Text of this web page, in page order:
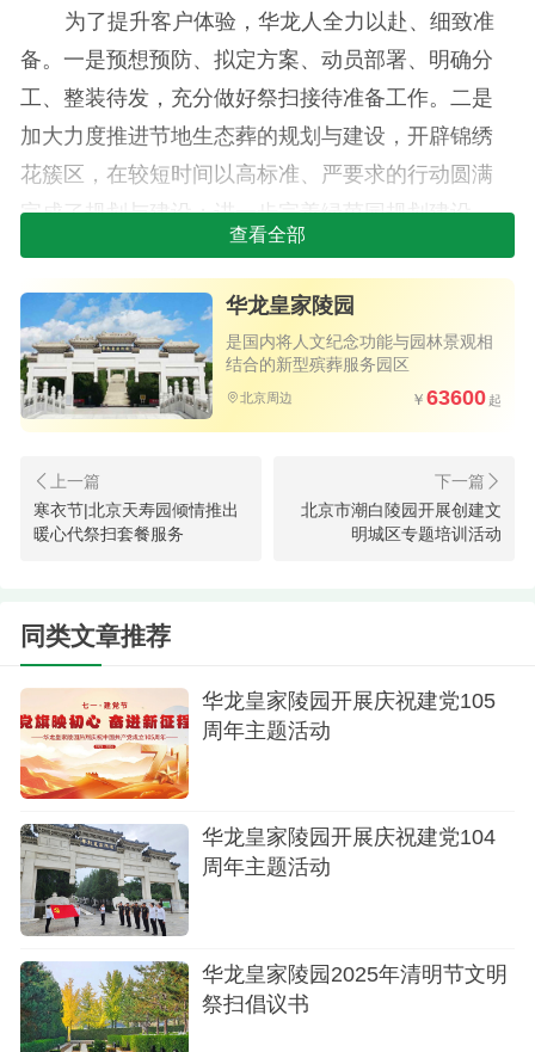
为了提升客户体验，华龙人全力以赴、细致准
备。一是预想预防、拟定方案、动员部署、明确分
工、整装待发，充分做好祭扫接待准备工作。二是
加大力度推进节地生态葬的规划与建设，开辟锦绣
花簇区，在较短时间以高标准、严要求的行动圆满
完成了规划与建设；进一步完善绿茵园规划建设，
价格亲民，经济实用。三是多措并举优化园区环
境，修剪绿植、布置花坛、坚持每日清扫墓区卫
生、洁净墓碑。四是合理规划车位，增加车位数
量，设置人行通道，确保人车分离，安全有序。
二、提升服务，情暖寒衣
华龙人用实际行动践行“敬宾客为朋友、待逝者
如亲人”的服务理念，打造出美丽而温馨的园区，让
每一位客户在这个寒衣节倍感温暖。一是通过加强
礼仪服务项目，用文化诠释生命的美丽，用服务感
动生命的永恒，用仪式呵护亲情的温度。三是加强
文化宣传建设，以孝道为中心浓厚节日氛围。四是
代客祭扫，无惧时空，遥寄思念。五是为客户准备
观光车、热水、轮椅、急救箱等，想客户之所想、
三、倡导新风，安全有序
寒衣节天未亮，华龙人严阵以待，以饱满的热
情接待客户。文明祭扫，深入人心，通过园区广
播，宣传引导客户少烧纸、不烧纸，为客户准备鲜
花，倡导用鲜花祭奠创造安全、低碳、文明、环保
查看全部
华龙皇家陵园
是国内将人文纪念功能与园林景观相
结合的新型殡葬服务园区
北京周边 63600
寒衣节|北京天寿园倾情推出
暖心代祭扫套餐服务
北京市潮白陵园开展创建文
明城区专题培训活动
同类文章推荐
华龙皇家陵园开展庆祝建党105
周年主题活动
华龙皇家陵园开展庆祝建党104
周年主题活动
华龙皇家陵园2025年清明节文明
祭扫倡议书